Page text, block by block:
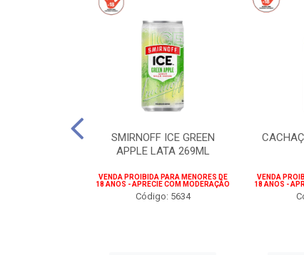
SMIRNOFF ICE GREEN
APPLE LATA 269ML
VENDA PROIBIDA PARA MENORES DE
18 ANOS - APRECIE COM MODERAÇÃO
Código: 5634
VENDA
18 ANOS -